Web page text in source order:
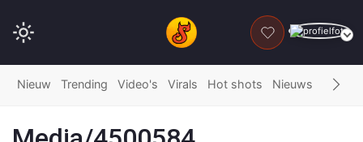
DONEER
Nieuw Trending Video's Virals Hot shots Nieuws Fails